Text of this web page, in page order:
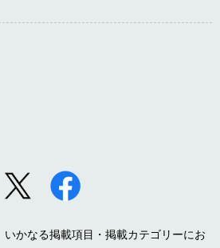
かなる掲載項目・掲載カテゴリーにお